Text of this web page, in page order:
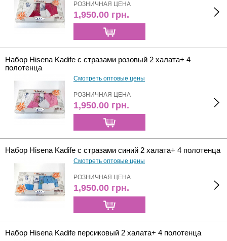
РОЗНИЧНАЯ ЦЕНА
1,950.00 грн.
Набор Hisena Kadife с стразами розовый 2 халата+ 4
полотенца
Смотреть оптовые цены
РОЗНИЧНАЯ ЦЕНА
1,950.00 грн.
Набор Hisena Kadife с стразами синий 2 халата+ 4 полотенца
Смотреть оптовые цены
РОЗНИЧНАЯ ЦЕНА
1,950.00 грн.
Набор Hisena Kadife персиковый 2 халата+ 4 полотенца